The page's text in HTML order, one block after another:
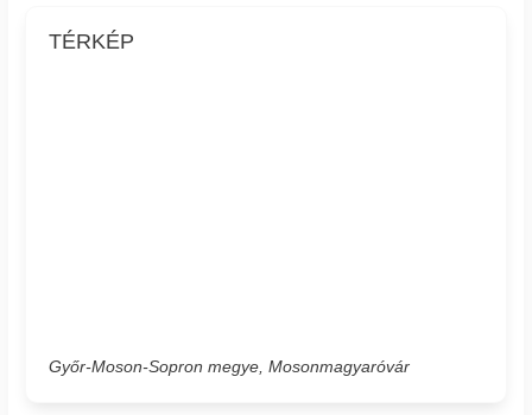
TÉRKÉP
Győr-Moson-Sopron megye, Mosonmagyaróvár